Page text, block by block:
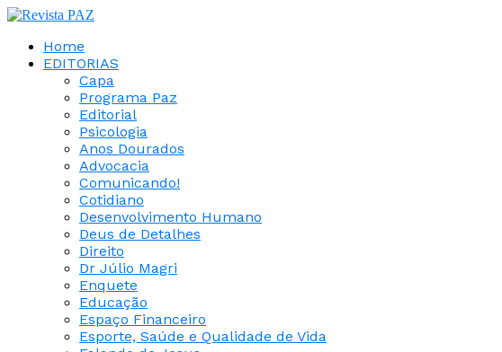
Home
EDITORIAS
Capa
Programa Paz
Editorial
Psicologia
Anos Dourados
Advocacia
Comunicando!
Cotidiano
Desenvolvimento Humano
Deus de Detalhes
Direito
Dr Júlio Magri
Enquete
Educação
Espaço Financeiro
Esporte, Saúde e Qualidade de Vida